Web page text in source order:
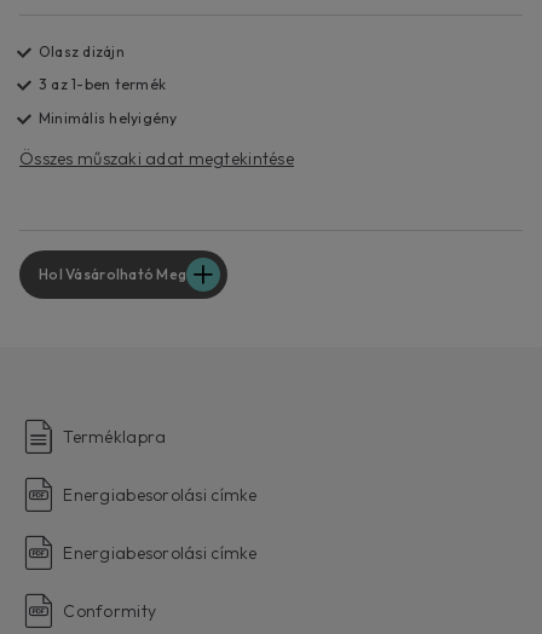
Olasz dizájn
3 az 1-ben termék
Minimális helyigény
Összes műszaki adat megtekintése
Hol Vásárolható Meg
Terméklapra
Energiabesorolási címke
Energiabesorolási címke
Conformity